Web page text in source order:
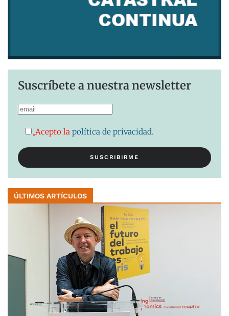
Suscríbete a nuestra newsletter
Acepto la política de privacidad.
ÚLTIMOS ARTÍCULOS